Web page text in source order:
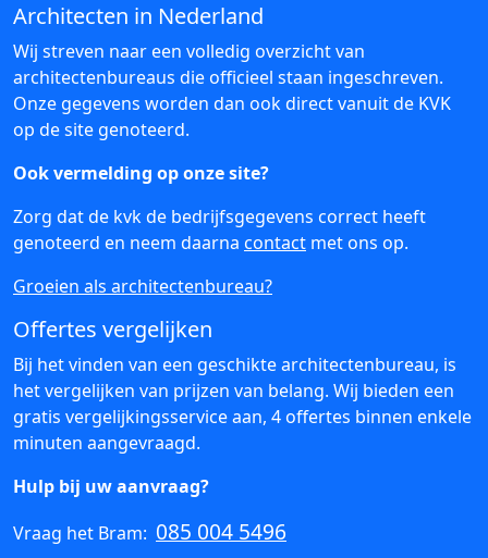
Architecten in Nederland
Wij streven naar een volledig overzicht van
architectenbureaus die officieel staan ingeschreven.
Onze gegevens worden dan ook direct vanuit de KVK
op de site genoteerd.
Ook vermelding op onze site?
Zorg dat de kvk de bedrijfsgegevens correct heeft
genoteerd en neem daarna contact met ons op.
Groeien als architectenbureau?
Offertes vergelijken
Bij het vinden van een geschikte architectenbureau, is
het vergelijken van prijzen van belang. Wij bieden een
gratis vergelijkingsservice aan, 4 offertes binnen enkele
minuten aangevraagd.
Hulp bij uw aanvraag?
Vraag het Bram: 085 004 5496